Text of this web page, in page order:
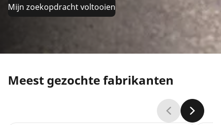
Mijn zoekopdracht voltooien
Meest gezochte fabrikanten